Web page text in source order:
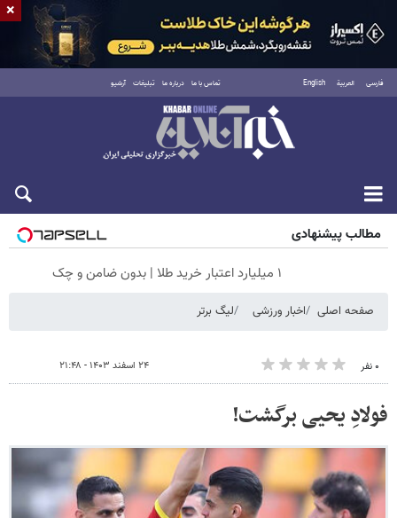
فارسی العربية English تماس با ما درباره ما تبلیغات آرشیو
جمعه ۱۶ مرداد ۱۴۰۵
مطالب پیشنهادی
۱ میلیارد اعتبار خرید طلا | بدون ضامن و چک
صفحه اصلی اخبار ورزشی لیگ برتر
۰ نفر ۲۴ اسفند ۱۴۰۳ - ۲۱:۴۸
فولادِ یحیی برگشت!
×